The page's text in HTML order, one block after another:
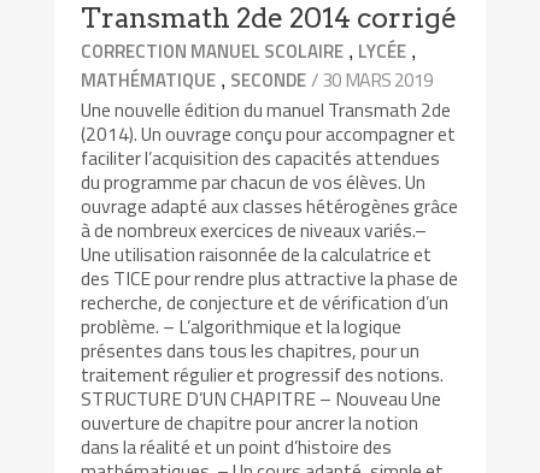
Transmath 2de 2014 corrigé
CORRECTION MANUEL SCOLAIRE , LYCÉE ,
MATHÉMATIQUE , SECONDE/ 30 MARS 2019
Une nouvelle édition du manuel Transmath 2de
(2014). Un ouvrage conçu pour accompagner et
faciliter l’acquisition des capacités attendues
du programme par chacun de vos élèves. Un
ouvrage adapté aux classes hétérogènes grâce
à de nombreux exercices de niveaux variés.–
Une utilisation raisonnée de la calculatrice et
des TICE pour rendre plus attractive la phase de
recherche, de conjecture et de vérification d’un
problème. – L’algorithmique et la logique
présentes dans tous les chapitres, pour un
traitement régulier et progressif des notions.
STRUCTURE D’UN CHAPITRE – Nouveau Une
ouverture de chapitre pour ancrer la notion
dans la réalité et un point d’histoire des